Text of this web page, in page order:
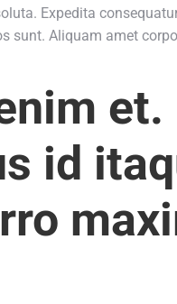
Expedita
sunt. Aliquam amet
et.
id